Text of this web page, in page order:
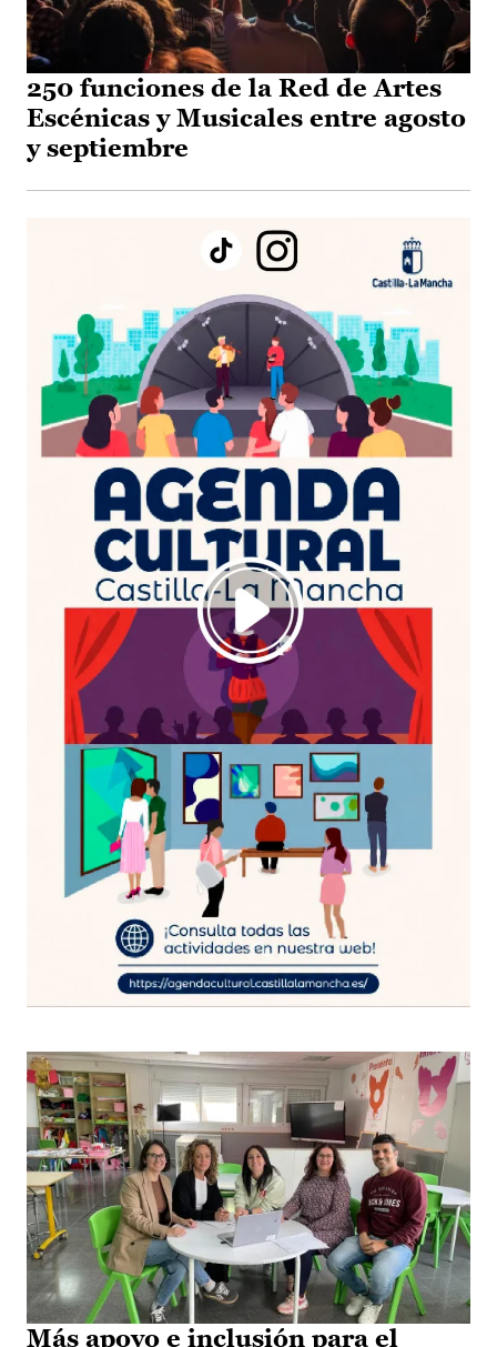
250 funciones de la Red de Artes
Escénicas y Musicales entre agosto
y septiembre
Más apoyo e inclusión para el